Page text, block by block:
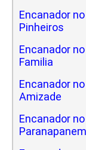
Encanador
Pinheiros
Encanador
Familia
Encanador
Amizade
Encanador